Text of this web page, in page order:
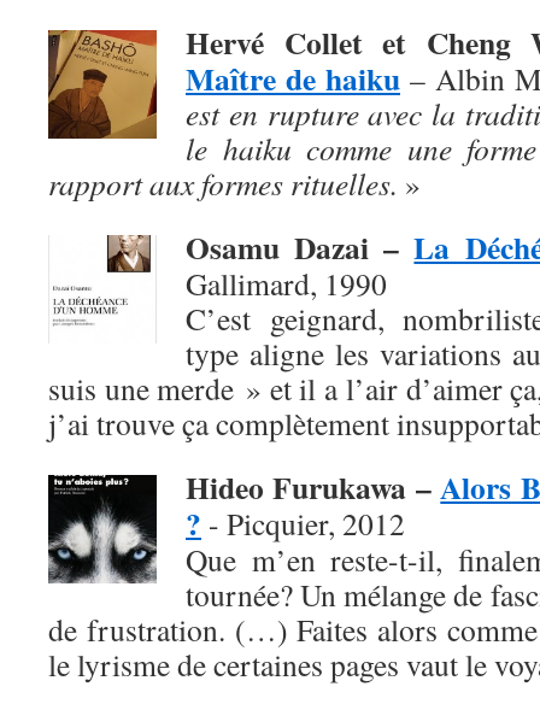
Hervé Collet et
Maître de haiku – Albin
est en rupture avec la
le haiku comme une
rapport aux formes rituelles. »
Osamu Dazai –La
Gallimard, 1990
C’est geignard,
type aligne les variations
suis une merde » et il a l’air d’aimer
j’ai trouve ça complètement
Hideo Furukawa –Alors
? - Picquier, 2012
Que m’en reste-t-il,
tournée? Un mélange de
de frustration. (…) Faites alors
le lyrisme de certaines pages vaut le